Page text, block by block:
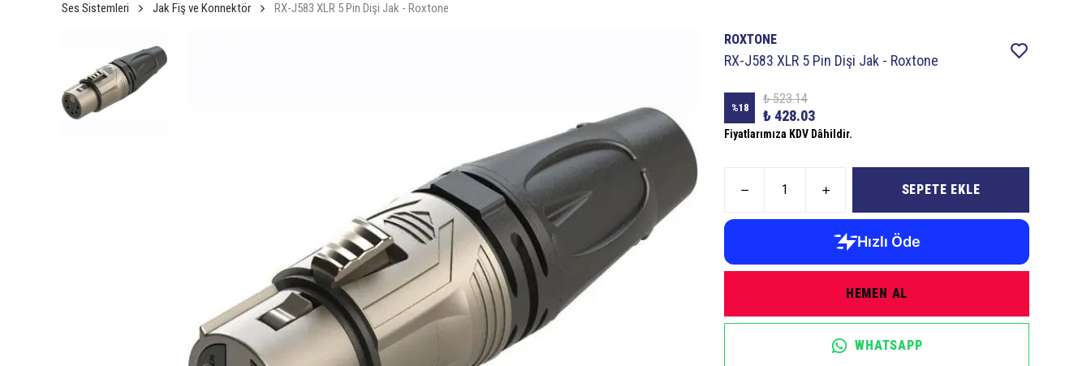
Ses Sistemleri Jak Fiş ve Konnektör RX-J583 XLR 5 Pin Dişi Jak - Roxtone
ROXTONE
RX-J583 XLR 5 Pin Dişi Jak - Roxtone
%18
₺ 523.14
₺ 428.03
Fiyatlarımıza KDV Dâhildir.
SEPETE EKLE
HEMEN AL
WHATSAPP